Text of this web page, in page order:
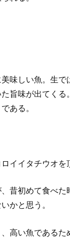
味しい魚。生で
旨味が出てくる
ある。
イイタチウオを
昔初めて食べた
かと思う。
高い魚であるた